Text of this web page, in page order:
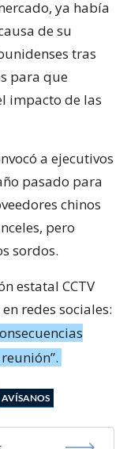
ya había
de su
tras
para que
impacto de las
a ejecutivos
pasado para
chinos
pero
sordos.
estatal CCTV
redes sociales:
AVÍSANOS